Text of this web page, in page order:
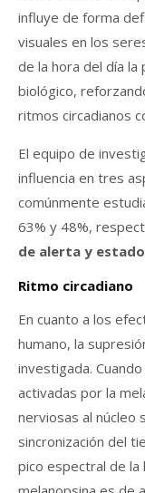
influye de forma
visuales en los
de la hora del día la
biológico,
ritmos circadianos
El equipo de
influencia en tres
comúnmente
63% y 48%,
de alerta y
Ritmo circadiano
En cuanto a los
humano, la
investigada.
activadas por la
nerviosas al núcleo
sincronización del
pico espectral de la